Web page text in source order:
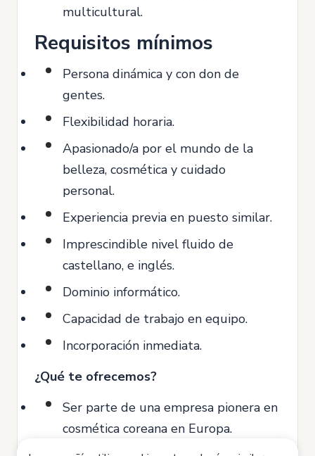
multicultural.
Requisitos mínimos
Persona dinámica y con don de
gentes.
Flexibilidad horaria.
Apasionado/a por el mundo de la
belleza, cosmética y cuidado
personal.
Experiencia previa en puesto similar.
Imprescindible nivel fluido de
castellano, e inglés.
Dominio informático.
Capacidad de trabajo en equipo.
Incorporación inmediata.
¿Qué te ofrecemos?
Ser parte de una empresa pionera en
cosmética coreana en Europa.